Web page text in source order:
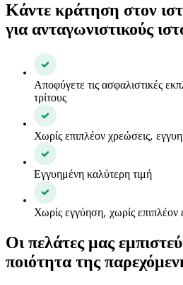
Κάντε κράτηση στον
για ανταγωνιστικούς
Αποφύγετε τις ασφαλιστικές
τρίτους
Χωρίς επιπλέον χρεώσεις,
Εγγυημένη καλύτερη τιμή
Χωρίς εγγύηση, χωρίς επιπλέον
Οι πελάτες μας
ποιότητα της